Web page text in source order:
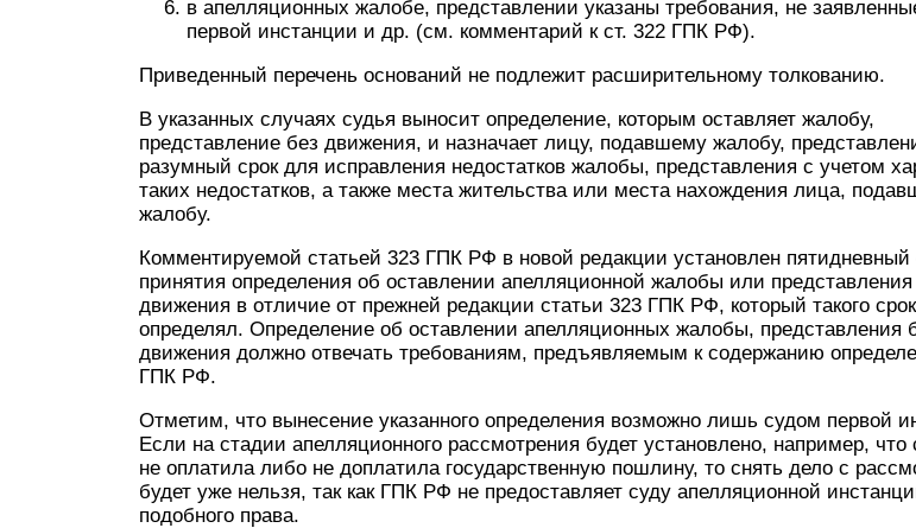
в апелляционных жалобе, представлении указаны требования, не
первой инстанции и др. (см. комментарий к ст. 322 ГПК РФ).
Приведенный перечень оснований не подлежит расширительному толкованию.
В указанных случаях судья выносит определение, которым оставляет жалобу,
представление без движения, и назначает лицу, подавшему жалобу,
разумный срок для исправления недостатков жалобы, представления с учетом
таких недостатков, а также места жительства или места нахождения лица,
жалобу.
Комментируемой статьей 323 ГПК РФ в новой редакции установлен пятидневный
принятия определения об оставлении апелляционной жалобы или представления
движения в отличие от прежней редакции статьи 323 ГПК РФ, который такого
определял. Определение об оставлении апелляционных жалобы, представления
движения должно отвечать требованиям, предъявляемым к содержанию
ГПК РФ.
Отметим, что вынесение указанного определения возможно лишь судом первой
Если на стадии апелляционного рассмотрения будет установлено, например, что
не оплатила либо не доплатила государственную пошлину, то снять дело с
будет уже нельзя, так как ГПК РФ не предоставляет суду апелляционной
подобного права.